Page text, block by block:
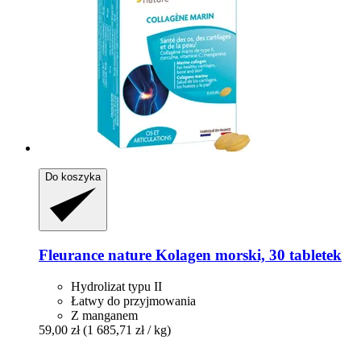
Do koszyka
Fleurance nature Kolagen morski, 30 tabletek
Hydrolizat typu II
Łatwy do przyjmowania
Z manganem
59,00 zł (1 685,71 zł / kg)